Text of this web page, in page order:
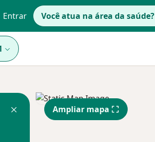
Entrar Você atua na área da saúde?
Ampliar mapa